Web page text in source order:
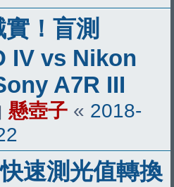
！盲測
IV vs Nikon
A7R III
懸壺子 « 2018-
速測光值轉換